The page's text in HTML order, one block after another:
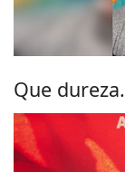
Que dureza.